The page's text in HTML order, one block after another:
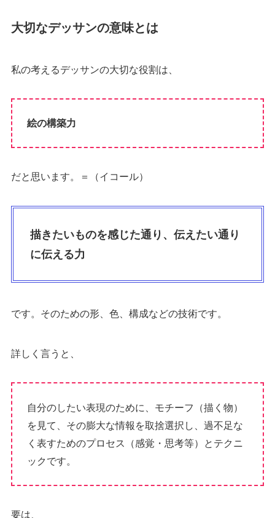
大切なデッサンの意味とは
私の考えるデッサンの大切な役割は、
絵の構築力
だと思います。＝（イコール）
描きたいものを感じた通り、伝えたい通り
に伝える力
です。そのための形、色、構成などの技術です。
詳しく言うと、
自分のしたい表現のために、モチーフ（描く物）
を見て、その膨大な情報を取捨選択し、過不足な
く表すためのプロセス（感覚・思考等）とテクニ
ックです。
要は、